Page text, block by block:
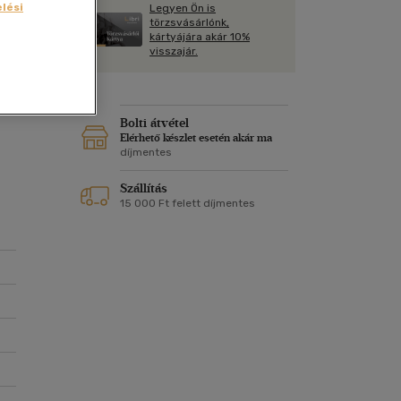
Kártya
Képeslap
Naptár
Vallás, mitológia
Legyen Ön is
törzsvásárlónk,
kártyájára akár 10%
visszajár.
Bolti átvétel
Elérhető készlet esetén akár ma
díjmentes
Szállítás
15 000 Ft felett díjmentes